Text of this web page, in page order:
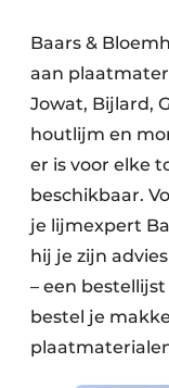
Baars &
aan
Jowat, Bijlard,
houtlijm en
er is voor elke
beschikbaar.
je lijmexpert
hij je zijn
– een
bestel je